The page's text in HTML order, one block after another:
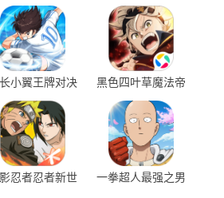
小翼王牌对决
1.24.6 最新版
黑色四叶草魔法帝
之道应用宝版本
0.03.009 安卓版
忍者忍者新世
一拳超人最强之男